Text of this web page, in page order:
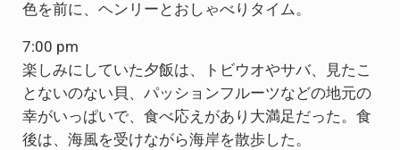
色を前に、ヘンリーとおしゃべりタイム。
7:00 pm
楽しみにしていた夕飯は、トビウオやサバ、見たこ
とないのない貝、パッションフルーツなどの地元の
幸がいっぱいで、食べ応えがあり大満足だった。食
後は、海風を受けながら海岸を散歩した。